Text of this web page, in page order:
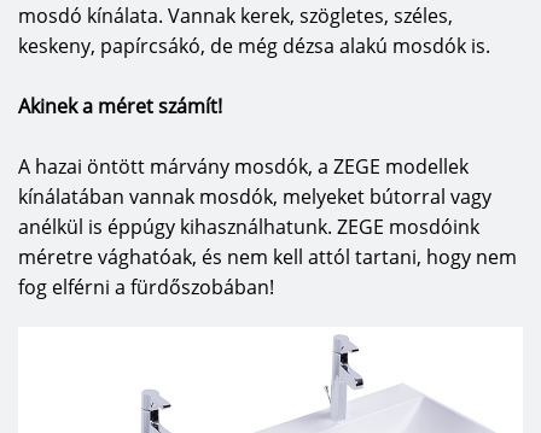
mosdó kínálata. Vannak kerek, szögletes, széles,
keskeny, papírcsákó, de még dézsa alakú mosdók is.
Akinek a méret számít!
A hazai öntött márvány mosdók, a ZEGE modellek
kínálatában vannak mosdók, melyeket bútorral vagy
anélkül is éppúgy kihasználhatunk. ZEGE mosdóink
méretre vághatóak, és nem kell attól tartani, hogy nem
fog elférni a fürdőszobában!